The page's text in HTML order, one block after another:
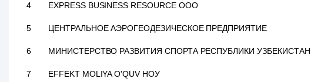
4 EXPRESS BUSINESS RESOURCE ООО
5 ЦЕНТРАЛЬНОЕ АЭРОГЕОДЕЗИЧЕСКОЕ ПРЕДПРИЯТИЕ
6 МИНИСТЕРСТВO РАЗВИТИЯ СПОРТА РЕСПУБЛИКИ УЗБЕКИСТАН
7 EFFEKT MOLIYA O'QUV НОУ